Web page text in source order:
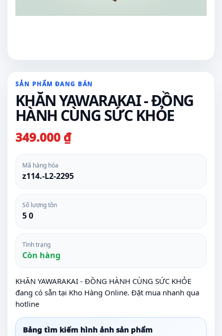
SẢN PHẨM ĐANG BÁN
KHĂN YAWARAKAI - ĐỒNG
HÀNH CÙNG SỨC KHỎE
349.000 ₫
Mã hàng hóa
z114.-L2-2295
Số lượng tồn
5 0
Tình trạng
Còn hàng
KHĂN YAWARAKAI - ĐỒNG HÀNH CÙNG SỨC KHỎE
đang có sẵn tại Kho Hàng Online. Đặt mua nhanh qua
hotline
Bảng tìm kiếm hình ảnh sản phẩm